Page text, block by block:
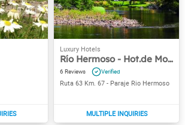
Río Hermoso - Hot.de Montaña
6
Ruta 63 Km. 67 - Paraje Rio Hermoso